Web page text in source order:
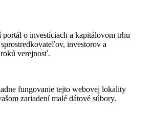
o investíciach a kapitálovom trhu
investorov a
verejnosť.
fungovanie tejto webovej lokality
zariadení malé dátové súbory.